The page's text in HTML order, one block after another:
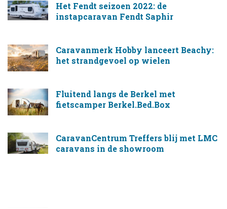
Het Fendt seizoen 2022: de
instapcaravan Fendt Saphir
Caravanmerk Hobby lanceert Beachy:
het strandgevoel op wielen
Fluitend langs de Berkel met
fietscamper Berkel.Bed.Box
CaravanCentrum Treffers blij met LMC
caravans in de showroom